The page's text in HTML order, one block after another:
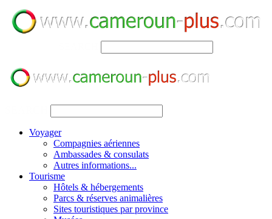
Voyager
Compagnies aériennes
Ambassades & consulats
Autres informations...
Tourisme
Hôtels & hébergements
Parcs & réserves animalières
Sites touristiques par province